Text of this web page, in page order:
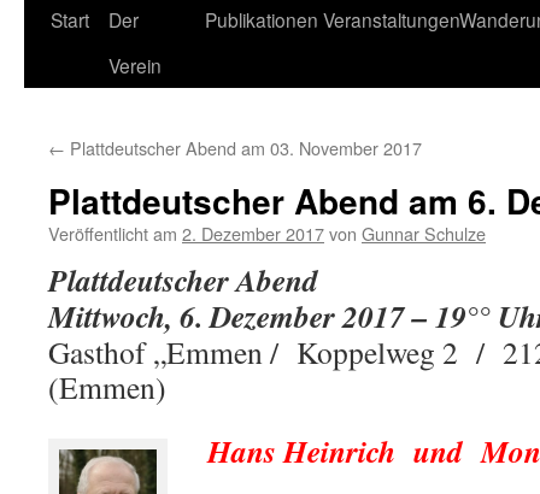
Start
Der
Verein
Publikationen Veranstaltungen
← Plattdeutscher Abend am 03. November 2017
Plattdeutscher Abend am 6.
Veröffentlicht am 2. Dezember 2017von Gunnar Schulze
Plattdeutscher Abend
Mittwoch, 6. Dezember 2017 – 19°°
Gasthof „Emmen / Koppelweg 2 /
(Emmen)
Hans Heinrich und